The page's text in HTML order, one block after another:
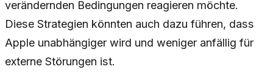
verändernden Bedingungen reagieren möchte.
Diese Strategien könnten auch dazu führen, dass
Apple unabhängiger wird und weniger anfällig für
externe Störungen ist.